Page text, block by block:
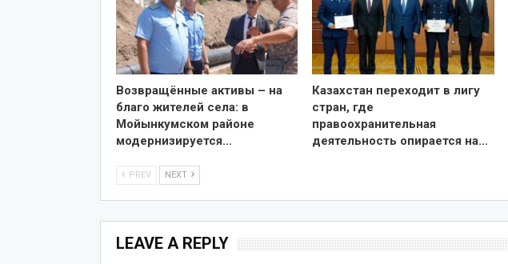
Возвращённые активы – на
благо жителей села: в
Мойынкумском районе
модернизируется…
Казахстан переходит в лигу
стран, где
правоохранительная
деятельность опирается на…
PREV NEXT
LEAVE A REPLY